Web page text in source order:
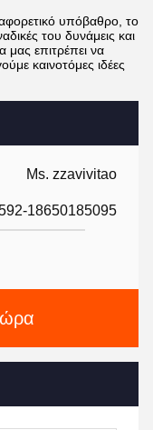
Ms. zzavivitao
18650185095
υπόβαθρο, το
του δυνάμεις και
μας επιτρέπει να
καινοτόμες ιδέες